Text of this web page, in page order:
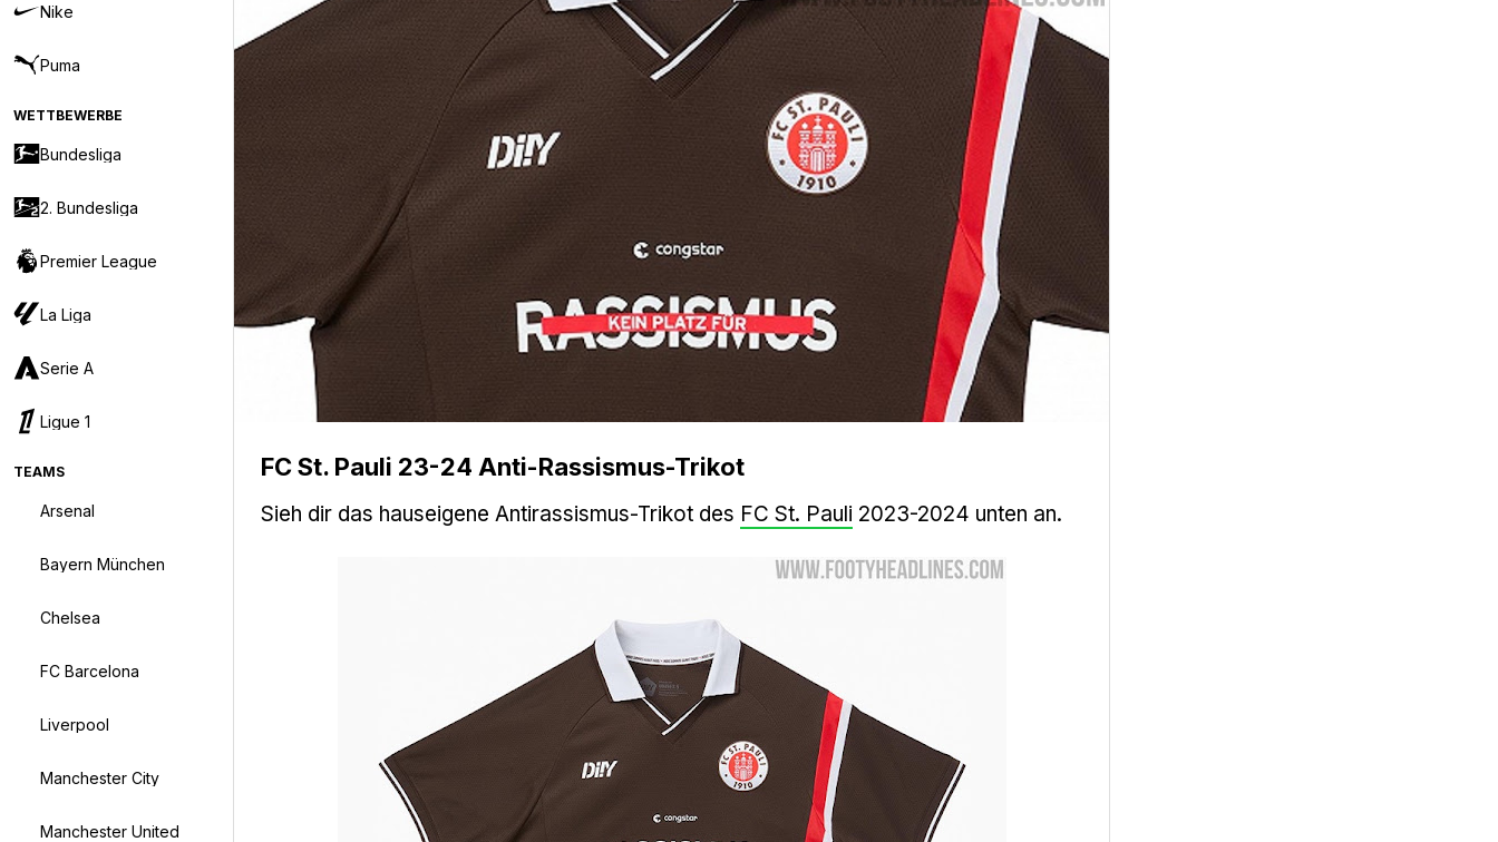
Nike
Puma
WETTBEWERBE
Bundesliga
2. Bundesliga
Premier League
La Liga
Serie A
Ligue 1
TEAMS
Arsenal
Bayern München
Chelsea
FC Barcelona
Liverpool
Manchester City
Manchester United
FC St. Pauli 23-24 Anti-Rassismus-Trikot
Sieh dir das hauseigene Antirassismus-Trikot des FC St. Pauli 2023-2024 unten an.